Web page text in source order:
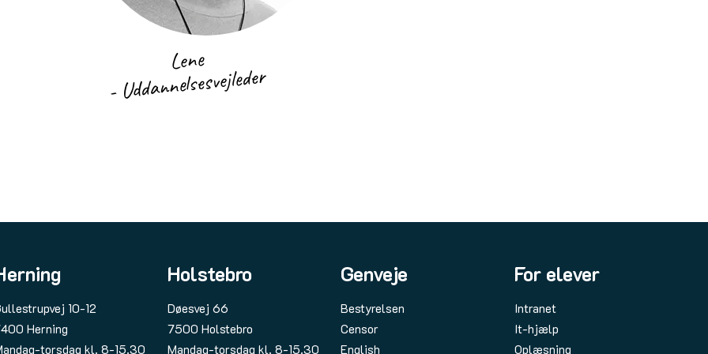
Lene
- Uddannelsesvejleder
10-12
Herning
torsdag kl. 8-15.30
Holstebro
Døesvej 66
7500 Holstebro
Mandag-torsdag kl. 8-15.30
Genveje
Bestyrelsen
Censor
English
For elever
Intranet
It-hjælp
Oplæsning